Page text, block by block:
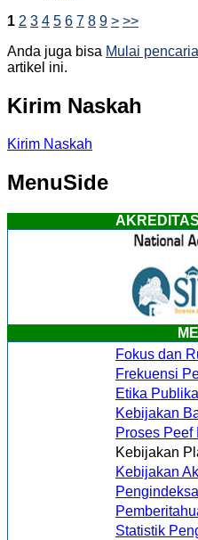
1 2 3 4 5 6 7 8 9 > >>
Anda juga bisa Mulai
artikel ini.
Kirim Naskah
Kirim Naskah
MenuSide
Fokus dan
Frekuensi
Etika
Kebijakan
Proses Peef
Kebijakan
Kebijakan
Statistik